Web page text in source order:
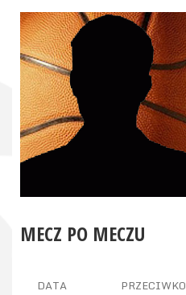
MECZ PO MECZU
DATA PRZECIWKO